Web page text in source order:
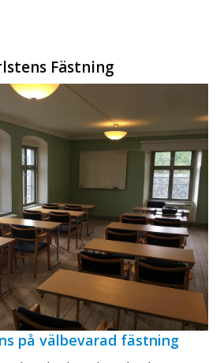
Fästning
på välbevarad fästning